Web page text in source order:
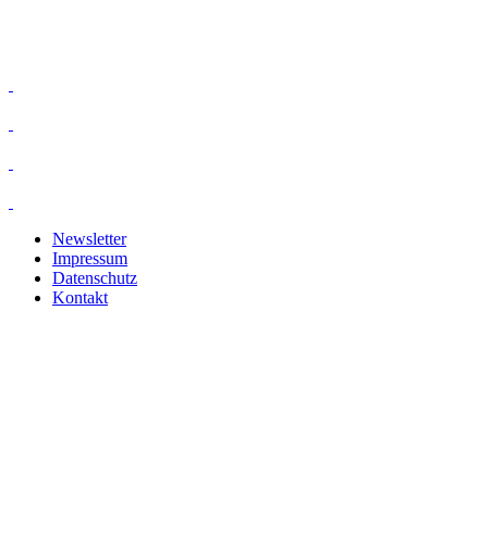
Newsletter
Impressum
Datenschutz
Kontakt